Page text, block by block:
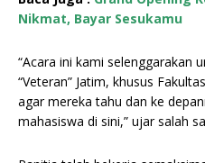
Nikmat, Bayar Sesukamu
“Acara ini kami selenggarakan
“Veteran” Jatim, khusus
agar mereka tahu dan ke
mahasiswa di sini,” ujar salah